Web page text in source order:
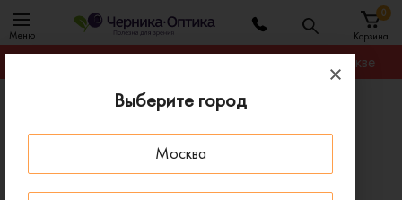
Выберите город
Москва
Меню Корзина
0
Гарантируем лучшую цену на любую оправу в Москве
Оправы для очков
Оправа PEPE JEANS 3333 C1
ПОД ЗАКАЗ